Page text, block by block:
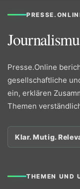
Presse.Online
gesellschaftliche
ein, erklären
Themen
Klar. Mutig.
THEMEN UND